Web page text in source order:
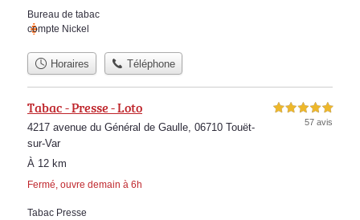
Bureau de tabac
compte Nickel
Horaires Téléphone
Tabac - Presse - Loto
4217 avenue du Général de Gaulle, 06710 Touët-
sur-Var
À 12 km
Fermé, ouvre demain à 6h
5,0 étoiles sur 5
57 avis
Tabac Presse